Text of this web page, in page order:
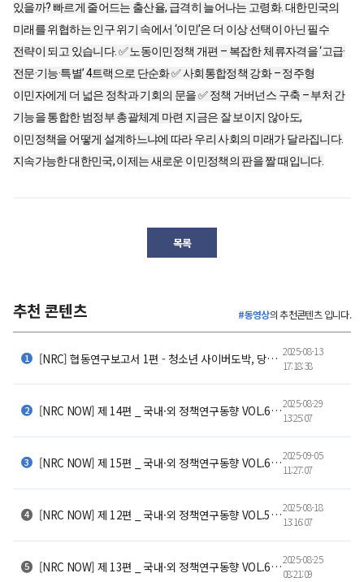
있을까? 빠르게 줄어드는 출산율, 급격히 늘어나는 고령화. 대한민국의
미래를 위협하는 인구 위기 속에서 ‘이민’은 더 이상 선택이 아닌 필수
전략이 되고 있습니다. ✅ 노동이민정책 개편 – 복잡한 체류자격을 ‘고급·
전문·기능·특별’ 4트랙으로 단순화 ✅ 사회통합정책 강화 – 정주형
이민자에게 더 넓은 정착과 기회의 문을 ✅ 정책 거버넌스 구축 – 부처 간
기능을 통합한 범정부 총괄체계 마련 지금은 잘 보이지 않아도,
이민정책을 어떻게 설계하느냐에 따라 우리 사회의 미래가 달라집니다.
지속가능한 대한민국, 이제는 새로운 이민정책의 판을 짤 때입니다.
목록
추천 콘텐츠 #동영상의 추천콘텐츠 입니다.
[NRC] 협동연구보고서 1편 - 청소년 사이버도박, 당신은 얼마나 알고 계신가요? 2025-08-13
17:18:38
[NRC NOW] 제 14편 _ 국내·외 정책연구동향 VOL.6 | ✈조류충돌 급증! 자연과 항공안전, 공존할 수 있을까?2025-08-29
13:25:07
[NRC NOW] 제 15편 _ 국내·외 정책연구동향 VOL.6 | 💼 청년고용, 왜 여전히 해묵은 난제일까?2025-09-05
11:27:07
[NRC NOW] 제 12편 _ 국내·외 정책연구동향 VOL.5 | 💸 4조 6천억 원의 이동, 🏥 아픔 몸을 싣고 서울로 떠나는 환자들2025-08-18
13:16:07
[NRC NOW] 제 13편 _ 국내·외 정책연구동향 VOL.6 | 🔋 산업AI 시대의 전력 해법, SMR이 온다! 🌍🤖2025-08-25
08:21:09